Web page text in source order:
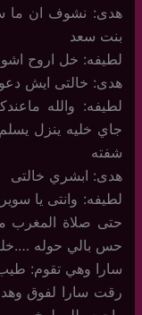
هدى: نشوف ان ما
بنت سعد
لطيفه: خل اروح
هدى: خالتى ايش
لطيفه: والله
جاي خليه ينزل
شفته
هدى: ابشري خالتى
لطيفه: وانتى يا
حتى صلاة المغرب
حس بالي حوله
سارا وهي تقوم:
رقت سارا لفوق